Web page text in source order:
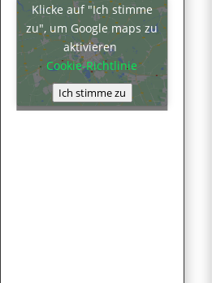
Klicke auf "Ich stimme
zu", um Google maps zu
aktivieren
Cookie-Richtlinie
Ich stimme zu